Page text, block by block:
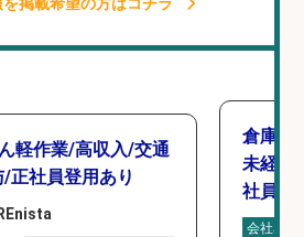
軽作業/高収入/交通
正社員登用あり
倉庫で
未経験
社員登
会社名